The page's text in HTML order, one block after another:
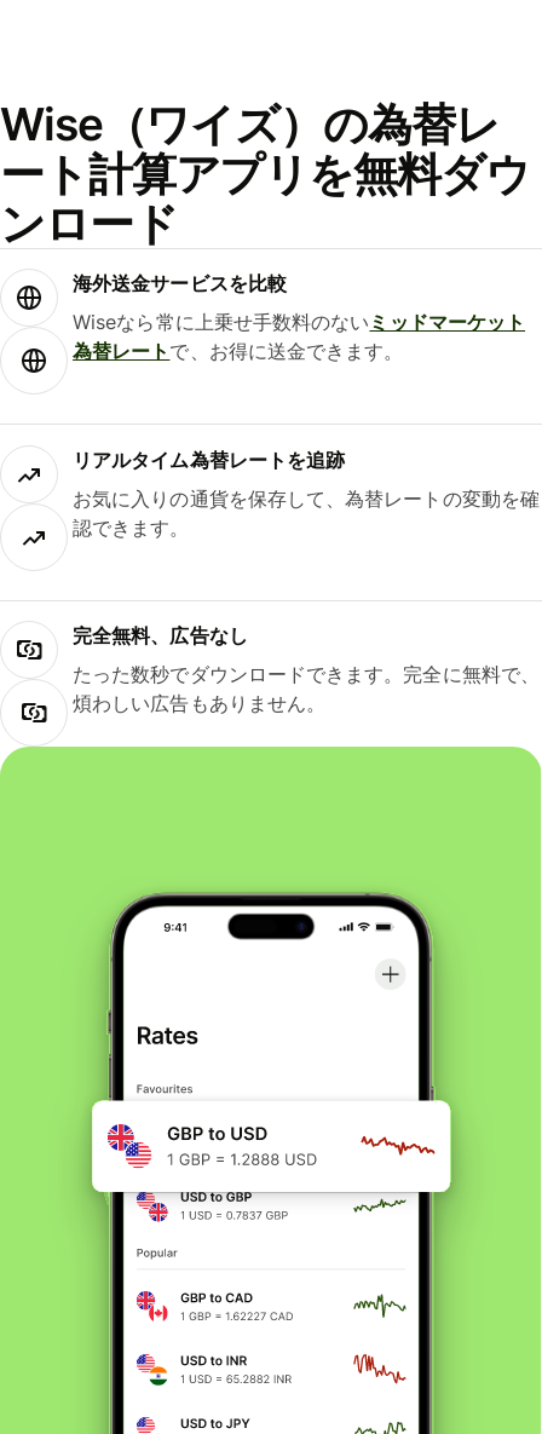
Wise（ワイズ）の為替レ
ート計算アプリを無料ダウ
ンロード
海外送金サービスを比較
Wiseなら常に上乗せ手数料のない ミッドマーケット
為替レート で、お得に送金できます。
リアルタイム為替レートを追跡
お気に入りの通貨を保存して、為替レートの変動を確
認できます。
完全無料、広告なし
たった数秒でダウンロードできます。完全に無料で、
煩わしい広告もありません。